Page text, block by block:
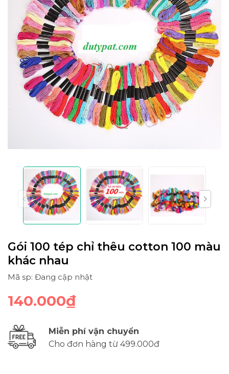
Gói 100 tép chỉ thêu cotton 100 màu
khác nhau
Mã sp: Đang cập nhật
140.000₫
Miễn phí vận chuyển
Cho đơn hàng từ 499.000đ